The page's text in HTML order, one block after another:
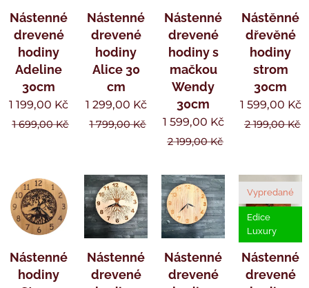
Nástenné
drevené
hodiny
Adeline
30cm
1 199,00 Kč
1 699,00Kč
Nástenné
drevené
hodiny
Alice 30
cm
1 299,00 Kč
1 799,00Kč
Nástenné
drevené
hodiny s
mačkou
Wendy
30cm
1 599,00 Kč
2 199,00Kč
Nástěnné
dřevěné
hodiny
strom
30cm
1 599,00 Kč
2 199,00Kč
Nástenné
hodiny
Nástenné
drevené
Nástenné
drevené
Nástenné
drevené
Vypredané
Edice
Luxury